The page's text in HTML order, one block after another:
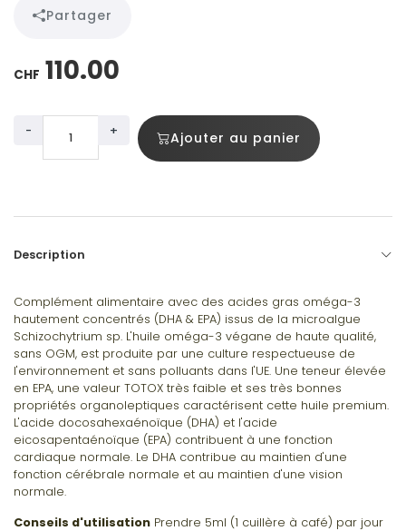
Partager
CHF 110.00
- + Ajouter au panier
Description
Complément alimentaire avec des acides gras oméga-3
hautement concentrés (DHA & EPA) issus de la microalgue
Schizochytrium sp. L'huile oméga-3 végane de haute qualité,
sans OGM, est produite par une culture respectueuse de
l'environnement et sans polluants dans l'UE. Une teneur élevée
en EPA, une valeur TOTOX très faible et ses très bonnes
propriétés organoleptiques caractérisent cette huile premium.
L'acide docosahexaénoïque (DHA) et l'acide
eicosapentaénoïque (EPA) contribuent à une fonction
cardiaque normale. Le DHA contribue au maintien d'une
fonction cérébrale normale et au maintien d'une vision
normale.
Conseils d'utilisation Prendre 5ml (1 cuillère à café) par jour